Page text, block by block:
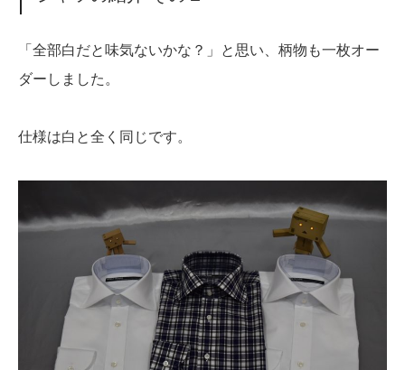
「全部白だと味気ないかな？」と思い、柄物も一枚オー
ダーしました。
仕様は白と全く同じです。